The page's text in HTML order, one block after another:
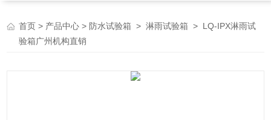
首页 > 产品中心 > 防水试验箱 >淋雨试验箱 > LQ-IPX淋雨试
验箱广州机构直销